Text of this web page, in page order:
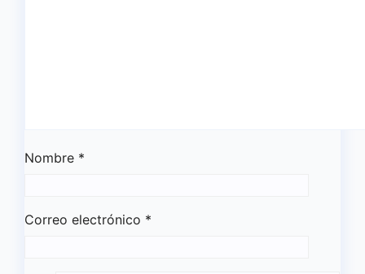
Nombre *
Correo electrónico *